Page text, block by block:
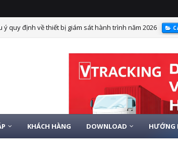
quy định về thiết bị giám sát hành trình năm 2026
lắp giám sát hành trình có hình ảnh từ 01/01/2025
KHÁCH HÀNG DOWNLOAD HƯỚNG